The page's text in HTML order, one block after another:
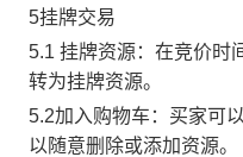
5挂牌交易
5.1 挂牌资源：在竞价时
转为挂牌资源。
5.2加入购物车：买家可
以随意删除或添加资源。